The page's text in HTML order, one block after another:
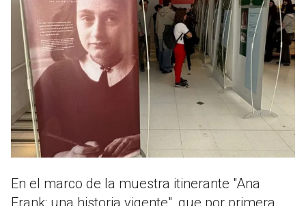
En el marco de la muestra itinerante "Ana
Frank: una historia vigente", que por primera